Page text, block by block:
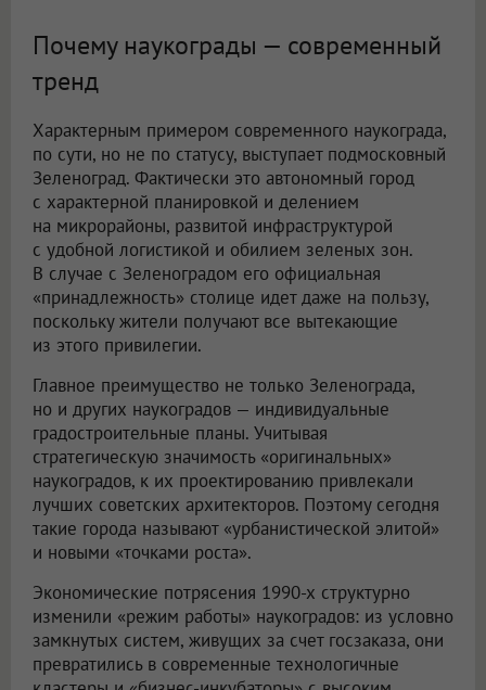
Почему наукограды — современный
тренд
Характерным примером современного наукограда,
по сути, но не по статусу, выступает подмосковный
Зеленоград. Фактически это автономный город
с характерной планировкой и делением
на микрорайоны, развитой инфраструктурой
с удобной логистикой и обилием зеленых зон.
В случае с Зеленоградом его официальная
«принадлежность» столице идет даже на пользу,
поскольку жители получают все вытекающие
из этого привилегии.
Главное преимущество не только Зеленограда,
но и других наукоградов — индивидуальные
градостроительные планы. Учитывая
стратегическую значимость «оригинальных»
наукоградов, к их проектированию привлекали
лучших советских архитекторов. Поэтому сегодня
такие города называют «урбанистической элитой»
и новыми «точками роста».
Экономические потрясения 1990-х структурно
изменили «режим работы» наукоградов: из условно
замкнутых систем, живущих за счет госзаказа, они
превратились в современные технологичные